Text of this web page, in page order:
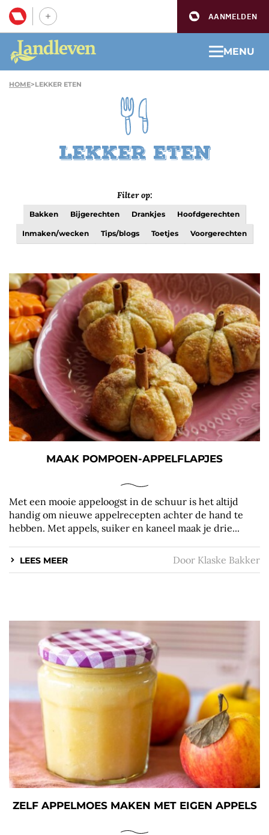
AANMELDEN
MENU
HOME>LEKKER ETEN
Lekker eten
Filter op:
Bakken Bijgerechten Drankjes Hoofdgerechten
Inmaken/wecken Tips/blogs Toetjes Voorgerechten
MAAK POMPOEN-APPELFLAPJES
Met een mooie appeloogst in de schuur is het altijd
handig om nieuwe appelrecepten achter de hand te
hebben. Met appels, suiker en kaneel maak je drie...
LEES MEER Door Klaske Bakker
ZELF APPELMOES MAKEN MET EIGEN APPELS